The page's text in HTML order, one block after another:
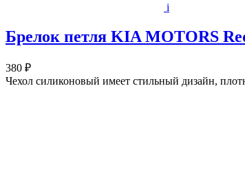
i
Брелок петля KIA MOTORS
380 ₽
Чехол силиконовый имеет стильный дизайн,